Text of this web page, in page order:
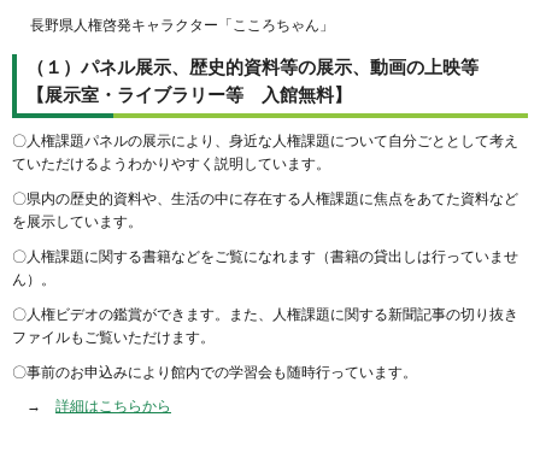
長野県人権啓発キャラクター「こころちゃん」
（１）パネル展示、歴史的資料等の展示、動画の上映等
【展示室・ライブラリー等 入館無料】
〇人権課題パネルの展示により、身近な人権課題について自分ごととして考え
ていただけるようわかりやすく説明しています。
〇県内の歴史的資料や、生活の中に存在する人権課題に焦点をあてた資料など
を展示しています。
〇人権課題に関する書籍などをご覧になれます（書籍の貸出しは行っていませ
ん）。
〇人権ビデオの鑑賞ができます。また、人権課題に関する新聞記事の切り抜き
ファイルもご覧いただけます。
〇事前のお申込みにより館内での学習会も随時行っています。
→ 詳細はこちらから